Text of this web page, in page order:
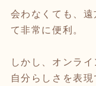
会わなくても、
て非常に便利。
しかし、オンラ
自分らしさを表